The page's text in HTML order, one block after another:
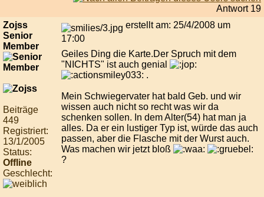
Antwort 19
Zojss
Senior
Member
Beiträge
449
Registriert:
13/1/2005
Status:
Offline
Geschlecht:
erstellt am: 25/4/2008 um
17:00
Geiles Ding die Karte.Der Spruch mit dem
"NICHTS" ist auch genial
.
Mein Schwiegervater hat bald Geb. und wir
wissen auch nicht so recht was wir da
schenken sollen. In dem Alter(54) hat man ja
alles. Da er ein lustiger Typ ist, würde das auch
passen, aber die Flasche mit der Wurst auch.
Was machen wir jetzt bloß
?